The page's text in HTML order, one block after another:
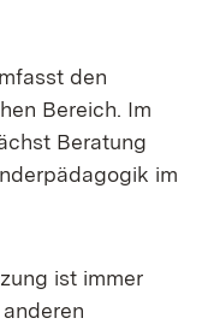
den
Bereich. Im
Beratung
im
ist immer